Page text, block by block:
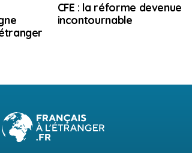
CFE : la réforme devenue
incontournable